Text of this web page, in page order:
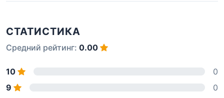
СТАТИСТИКА
Средний рейтинг: 0.00
10
0
9
0